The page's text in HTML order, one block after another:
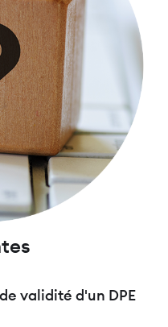
validité d'un DPE